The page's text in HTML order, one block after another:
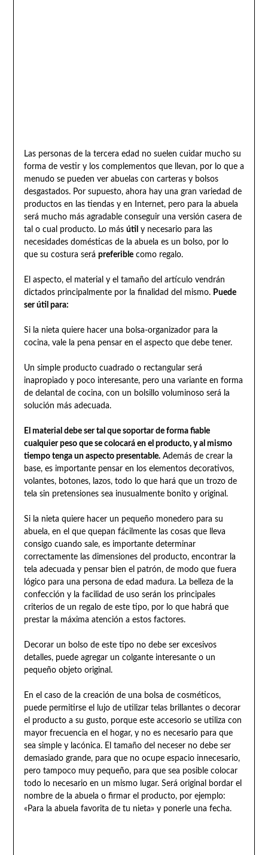
Las personas de la tercera edad no suelen cuidar mucho su
forma de vestir y los complementos que llevan, por lo que a
menudo se pueden ver abuelas con carteras y bolsos
desgastados. Por supuesto, ahora hay una gran variedad de
productos en las tiendas y en Internet, pero para la abuela
será mucho más agradable conseguir una versión casera de
tal o cual producto. Lo más útil y necesario para las
necesidades domésticas de la abuela es un bolso, por lo
que su costura será preferiblecomo regalo.
El aspecto, el material y el tamaño del artículo vendrán
dictados principalmente por la finalidad del mismo. Puede
ser útil para:
Si la nieta quiere hacer una bolsa-organizador para la
cocina, vale la pena pensar en el aspecto que debe tener.
Un simple producto cuadrado o rectangular será
inapropiado y poco interesante, pero una variante en forma
de delantal de cocina, con un bolsillo voluminoso será la
solución más adecuada.
El material debe ser tal que soportar de forma fiable
cualquier peso que se colocará en el producto, y al mismo
tiempo tenga un aspecto presentable.Además de crear la
base, es importante pensar en los elementos decorativos,
volantes, botones, lazos, todo lo que hará que un trozo de
tela sin pretensiones sea inusualmente bonito y original.
Si la nieta quiere hacer un pequeño monedero para su
abuela, en el que quepan fácilmente las cosas que lleva
consigo cuando sale, es importante determinar
correctamente las dimensiones del producto, encontrar la
tela adecuada y pensar bien el patrón, de modo que fuera
lógico para una persona de edad madura. La belleza de la
confección y la facilidad de uso serán los principales
criterios de un regalo de este tipo, por lo que habrá que
prestar la máxima atención a estos factores.
Decorar un bolso de este tipo no debe ser excesivos
detalles, puede agregar un colgante interesante o un
pequeño objeto original.
En el caso de la creación de una bolsa de cosméticos,
puede permitirse el lujo de utilizar telas brillantes o decorar
el producto a su gusto, porque este accesorio se utiliza con
mayor frecuencia en el hogar, y no es necesario para que
sea simple y lacónica. El tamaño del neceser no debe ser
demasiado grande, para que no ocupe espacio innecesario,
pero tampoco muy pequeño, para que sea posible colocar
todo lo necesario en un mismo lugar. Será original bordar el
nombre de la abuela o firmar el producto, por ejemplo:
«Para la abuela favorita de tu nieta» y ponerle una fecha.